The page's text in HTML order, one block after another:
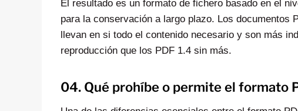
El resultado es un formato de fichero basado en el
para la conservación a largo plazo. Los documentos
llevan en si todo el contenido necesario y son más
reproducción que los PDF 1.4 sin más.
04. Qué prohíbe o permite el formato